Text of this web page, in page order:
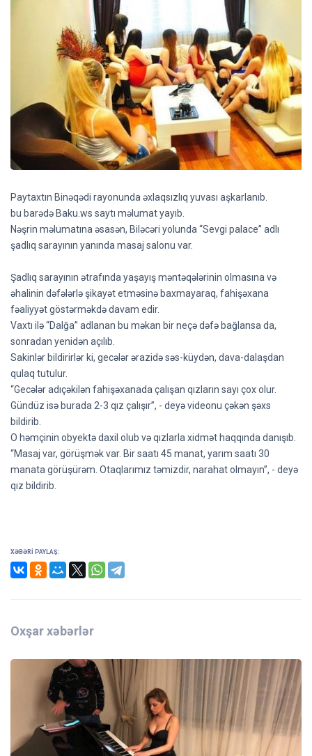
Paytaxtın Binəqədi rayonunda əxlaqsızlıq yuvası aşkarlanıb.
bu barədə Baku.ws saytı məlumat yayıb.
Nəşrin məlumatına əsasən, Biləcəri yolunda “Sevgi palace” adlı
şadlıq sarayının yanında masaj salonu var.
Şadlıq sarayının ətrafında yaşayış məntəqələrinin olmasına və
əhalinin dəfələrlə şikayət etməsinə baxmayaraq, fahişəxana
fəaliyyət göstərməkdə davam edir.
Vaxtı ilə “Dalğa” adlanan bu məkan bir neçə dəfə bağlansa da,
sonradan yenidən açılıb.
Sakinlər bildirirlər ki, gecələr ərazidə səs-küydən, dava-dalaşdan
qulaq tutulur.
“Gecələr adıçəkilən fahişəxanada çalışan qızların sayı çox olur.
Gündüz isə burada 2-3 qız çalışır”, - deyə videonu çəkən şəxs
bildirib.
O həmçinin obyektə daxil olub və qızlarla xidmət haqqında danışıb.
“Masaj var, görüşmək var. Bir saatı 45 manat, yarım saatı 30
manata görüşürəm. Otaqlarımız təmizdir, narahat olmayın”, - deyə
qız bildirib.
XƏBƏRI PAYLAŞ:
Oxşar xəbərlər